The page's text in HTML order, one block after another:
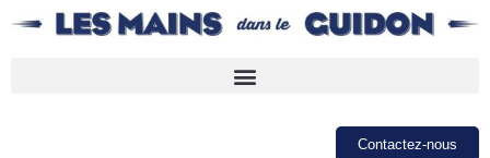
Contactez-nous